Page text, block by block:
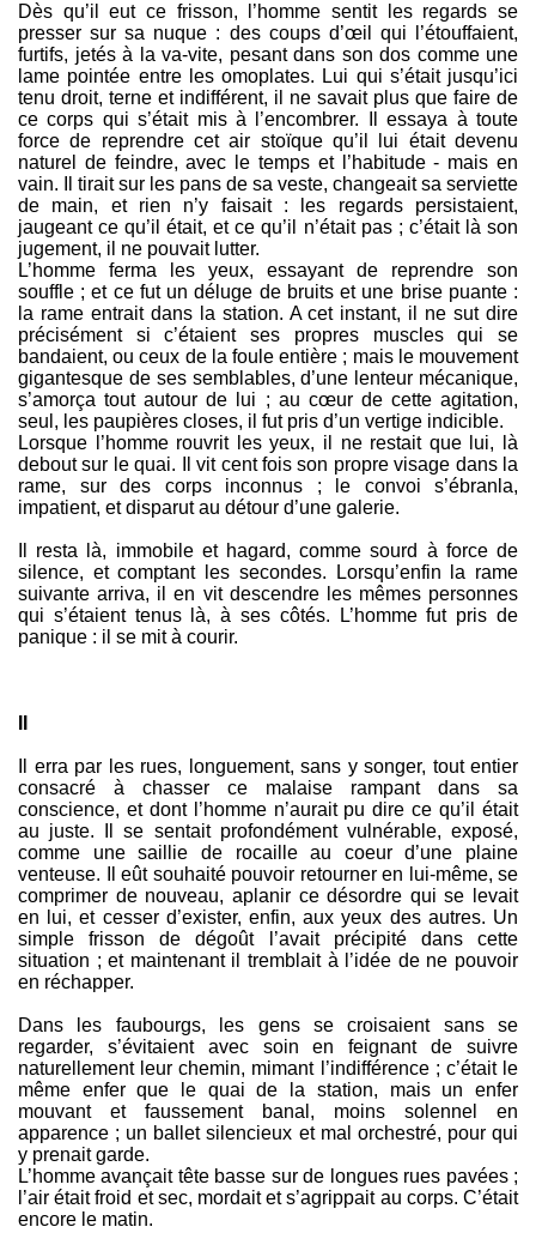
Dès qu’il eut ce frisson, l’homme sentit les regards se
presser sur sa nuque : des coups d’œil qui l’étouffaient,
furtifs, jetés à la va-vite, pesant dans son dos comme une
lame pointée entre les omoplates. Lui qui s’était jusqu’ici
tenu droit, terne et indifférent, il ne savait plus que faire de
ce corps qui s’était mis à l’encombrer. Il essaya à toute
force de reprendre cet air stoïque qu’il lui était devenu
naturel de feindre, avec le temps et l’habitude - mais en
vain. Il tirait sur les pans de sa veste, changeait sa serviette
de main, et rien n’y faisait : les regards persistaient,
jaugeant ce qu’il était, et ce qu’il n’était pas ; c’était là son
jugement, il ne pouvait lutter.
L’homme ferma les yeux, essayant de reprendre son
souffle ; et ce fut un déluge de bruits et une brise puante :
la rame entrait dans la station. A cet instant, il ne sut dire
précisément si c’étaient ses propres muscles qui se
bandaient, ou ceux de la foule entière ; mais le mouvement
gigantesque de ses semblables, d’une lenteur mécanique,
s’amorça tout autour de lui ; au cœur de cette agitation,
seul, les paupières closes, il fut pris d’un vertige indicible.
Lorsque l’homme rouvrit les yeux, il ne restait que lui, là
debout sur le quai. Il vit cent fois son propre visage dans la
rame, sur des corps inconnus ; le convoi s’ébranla,
impatient, et disparut au détour d’une galerie.
Il resta là, immobile et hagard, comme sourd à force de
silence, et comptant les secondes. Lorsqu’enfin la rame
suivante arriva, il en vit descendre les mêmes personnes
qui s’étaient tenus là, à ses côtés. L’homme fut pris de
panique : il se mit à courir.
Il erra par les rues, longuement, sans y songer, tout entier
consacré à chasser ce malaise rampant dans sa
conscience, et dont l’homme n’aurait pu dire ce qu’il était
au juste. Il se sentait profondément vulnérable, exposé,
comme une saillie de rocaille au coeur d’une plaine
venteuse. Il eût souhaité pouvoir retourner en lui-même, se
comprimer de nouveau, aplanir ce désordre qui se levait
en lui, et cesser d’exister, enfin, aux yeux des autres. Un
simple frisson de dégoût l’avait précipité dans cette
situation ; et maintenant il tremblait à l’idée de ne pouvoir
en réchapper.
Dans les faubourgs, les gens se croisaient sans se
regarder, s’évitaient avec soin en feignant de suivre
naturellement leur chemin, mimant l’indifférence ; c’était le
même enfer que le quai de la station, mais un enfer
mouvant et faussement banal, moins solennel en
apparence ; un ballet silencieux et mal orchestré, pour qui
y prenait garde.
L’homme avançait tête basse sur de longues rues pavées ;
l’air était froid et sec, mordait et s’agrippait au corps. C’était
encore le matin.